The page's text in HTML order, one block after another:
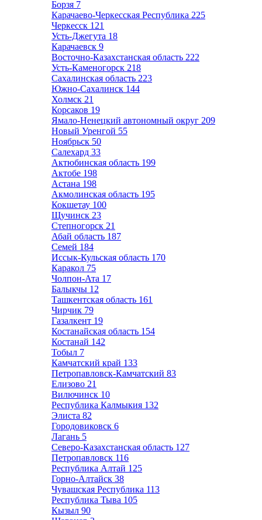
Борзя 7
Карачаево-Черкесская Республика 225
Черкесск 121
Усть-Джегута 18
Карачаевск 9
Восточно-Казахстанская область 222
Усть-Каменогорск 218
Сахалинская область 223
Южно-Сахалинск 144
Холмск 21
Корсаков 19
Ямало-Ненецкий автономный округ 209
Новый Уренгой 55
Ноябрьск 50
Салехард 33
Актюбинская область 199
Актобе 198
Астана 198
Акмолинская область 195
Кокшетау 100
Щучинск 23
Степногорск 21
Абай область 187
Семей 184
Иссык-Кульская область 170
Каракол 75
Чолпон-Ата 17
Балыкчы 12
Ташкентская область 161
Чирчик 79
Газалкент 19
Костанайская область 154
Костанай 142
Тобыл 7
Камчатский край 133
Петропавловск-Камчатский 83
Елизово 21
Вилючинск 10
Республика Калмыкия 132
Элиста 82
Городовиковск 6
Лагань 5
Северо-Казахстанская область 127
Петропавловск 116
Республика Алтай 125
Горно-Алтайск 38
Чувашская Республика 113
Республика Тыва 105
Кызыл 90